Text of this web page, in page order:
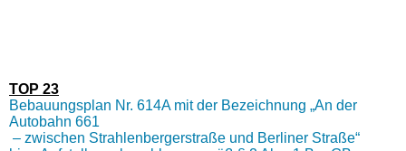
TOP 23
Bebauungsplan Nr. 614A mit der Bezeichnung „An der
Autobahn 661
– zwischen Strahlenbergerstraße und Berliner Straße“